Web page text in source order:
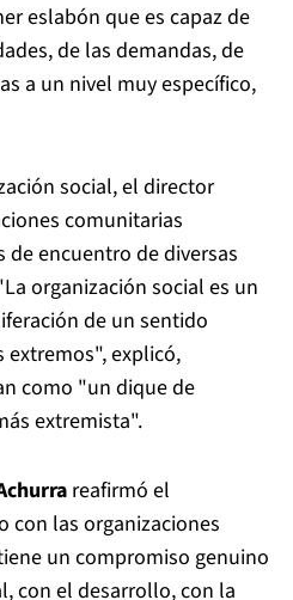
eslabón que es capaz de
de las demandas, de
a un nivel muy específico,
social, el director
comunitarias
encuentro de diversas
organización social es un
de un sentido
extremos", explicó,
como "un dique de
extremista".
reafirmó el
con las organizaciones
un compromiso genuino
con el desarrollo, con la